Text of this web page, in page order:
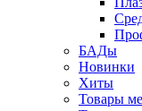
БАДы
Новинки
Хиты
Товары